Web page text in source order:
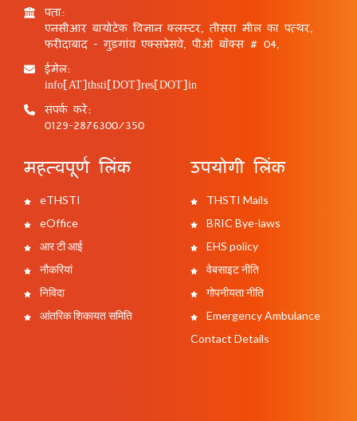
पता:
एनसीआर बायोटेक विज्ञान क्लस्टर, तीसरा मील का पत्थर,
फरीदाबाद - गुड़गांव एक्सप्रेसवे, पीओ बॉक्स # 04,
ईमेल:
info[AT]thsti[DOT]res[DOT]in
संपर्क करें:
0129-2876300/350
महत्वपूर्ण लिंक
eTHSTI
eOffice
आर टी आई
नौकरियां
निविदा
आंतरिक शिकायत समिति
उपयोगी लिंक
THSTI Mails
BRIC Bye-laws
EHS policy
वेबसाइट नीति
गोपनीयता नीति
Emergency Ambulance
Contact Details